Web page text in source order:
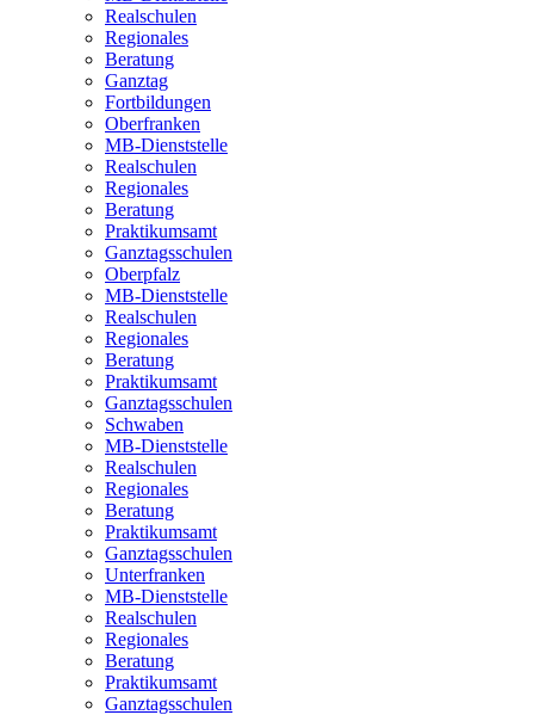
Realschulen
Regionales
Beratung
Ganztag
Fortbildungen
Oberfranken
MB-Dienststelle
Realschulen
Regionales
Beratung
Praktikumsamt
Ganztagsschulen
Oberpfalz
MB-Dienststelle
Realschulen
Regionales
Beratung
Praktikumsamt
Ganztagsschulen
Schwaben
MB-Dienststelle
Realschulen
Regionales
Beratung
Praktikumsamt
Ganztagsschulen
Unterfranken
MB-Dienststelle
Realschulen
Regionales
Beratung
Praktikumsamt
Ganztagsschulen